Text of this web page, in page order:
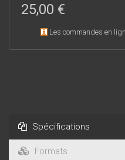
25,00 €
Les commandes en
Spécifications
Formats